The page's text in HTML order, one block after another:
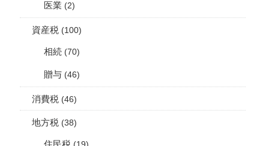
医業 (2)
資産税 (100)
相続 (70)
贈与 (46)
消費税 (46)
地方税 (38)